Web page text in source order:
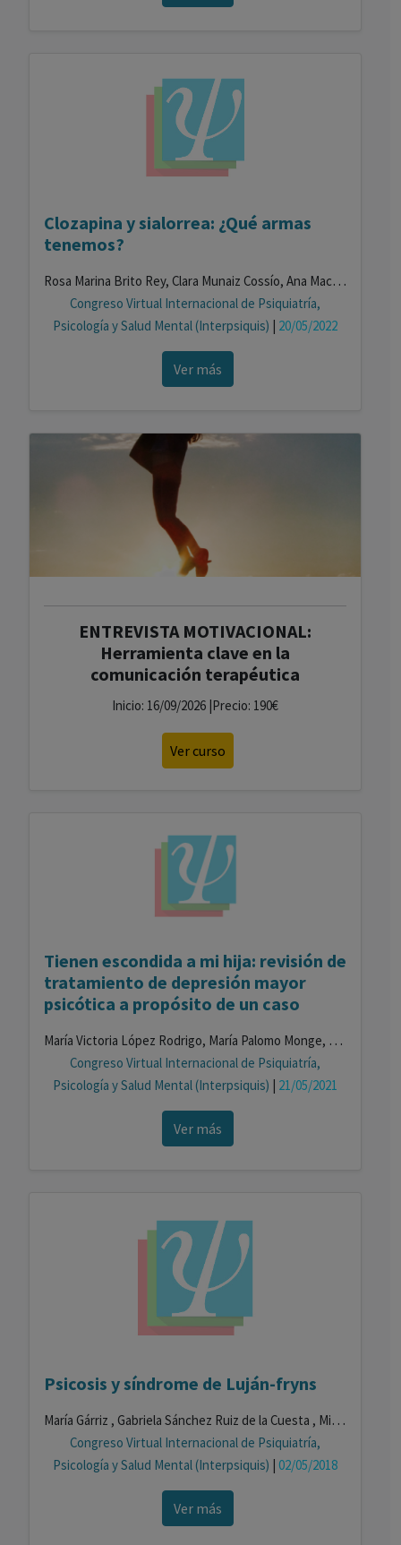
Clozapina y sialorrea: ¿Qué armas
tenemos?
Rosa Marina Brito Rey, Clara Munaiz Cossío, Ana Maciá Casas, Alba González Mota, Marina Covacho González, Pilar Andrés-Olivera
Congreso Virtual Internacional de Psiquiatría,
Psicología y Salud Mental (Interpsiquis) | 20/05/2022
Ver más
ENTREVISTA MOTIVACIONAL:
Herramienta clave en la
comunicación terapéutica
Inicio: 16/09/2026 |Precio: 190€
Ver curso
Tienen escondida a mi hija: revisión de
tratamiento de depresión mayor
psicótica a propósito de un caso
María Victoria López Rodrigo, María Palomo Monge, Alexandra Osca Oliver, María Fernanda Tascón Guerra, María Lerma Verdejo
Congreso Virtual Internacional de Psiquiatría,
Psicología y Salud Mental (Interpsiquis) | 21/05/2021
Ver más
Psicosis y síndrome de Luján-fryns
María Gárriz , Gabriela Sánchez Ruiz de la Cuesta , Miren López Lareki
Congreso Virtual Internacional de Psiquiatría,
Psicología y Salud Mental (Interpsiquis) | 02/05/2018
Ver más